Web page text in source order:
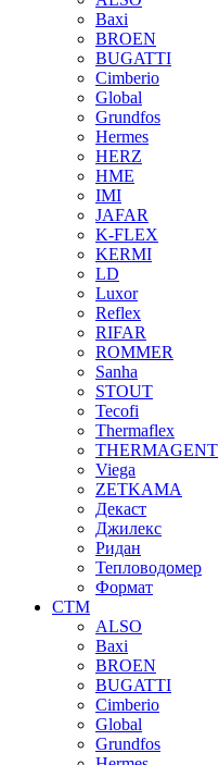
Baxi
BROEN
BUGATTI
Cimberio
Global
Grundfos
Hermes
HERZ
HME
IMI
JAFAR
K-FLEX
KERMI
LD
Luxor
Reflex
RIFAR
ROMMER
Sanha
STOUT
Tecofi
Thermaflex
THERMAGENT
Viega
ZETKAMA
Декаст
Джилекс
Ридан
Тепловодомер
Формат
СТМ
ALSO
Baxi
BROEN
BUGATTI
Cimberio
Global
Grundfos